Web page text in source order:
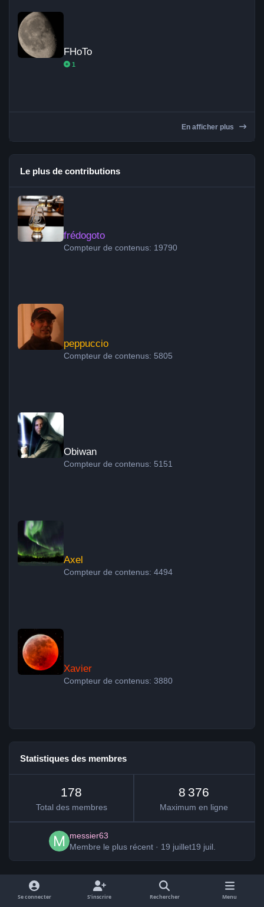
FHoTo
1
En afficher plus
Le plus de contributions
frédogoto
Compteur de contenus: 19790
peppuccio
Compteur de contenus: 5805
Obiwan
Compteur de contenus: 5151
Axel
Compteur de contenus: 4494
Xavier
Compteur de contenus: 3880
Statistiques des membres
178
Total des membres
8 376
Maximum en ligne
messier63
Membre le plus récent · 19 juillet19 juil.
Se connecter S’inscrire Rechercher Menu